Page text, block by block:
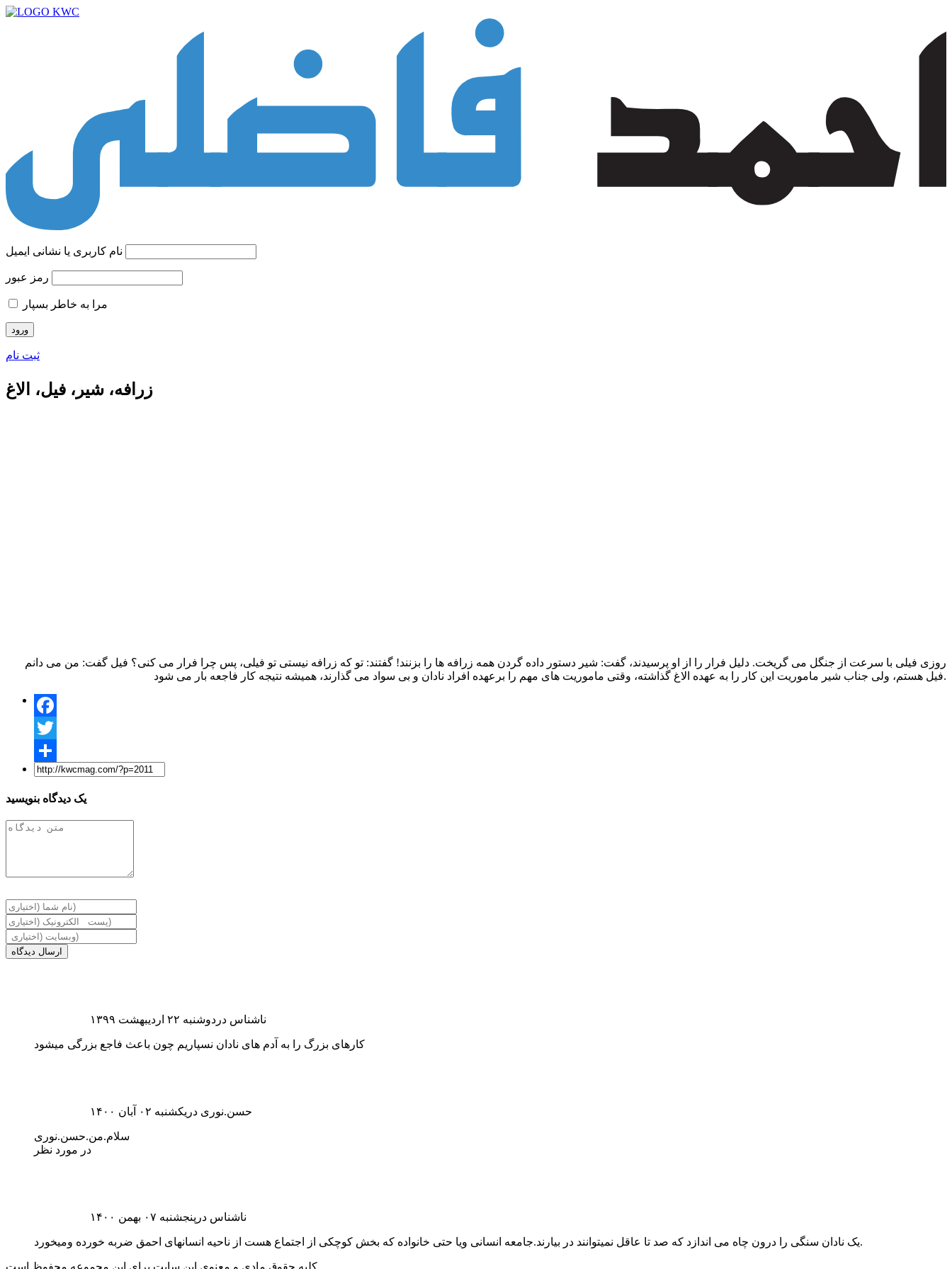
نام کاربری یا نشانی ایمیل
رمز عبور
مرا به خاطر بسپار
ثبت نام
زرافه، شیر، فیل، الاغ
روزی فیلی با سرعت از جنگل می گریخت. دلیل فرار را از او پرسیدند، گفت: شیر دستور داده گردن همه زرافه ها را بزنند! گفتند: تو که زرافه نیستی تو فیلی، پس چرا فرار می کنی؟ فیل گفت: من می دانم
فیل هستم، ولی جناب شیر ماموریت این کار را به عهده الاغ گذاشته، وقتی ماموریت های مهم را برعهده افراد نادان و بی سواد می گذارند، همیشه نتیجه کار فاجعه بار می شود.
Facebook
Twitter
Share
یک دیدگاه بنویسید
ارسال دیدگاه
ناشناس دردوشنبه ۲۲ اردیبهشت ۱۳۹۹
کارهای بزرگ را به آدم های نادان نسپاریم چون باعث فاجع بزرگی میشود
حسن.نوری دریکشنبه ۰۲ آبان ۱۴۰۰
سلام.من.حسن.نوری
در مورد نظر
ناشناس درپنجشنبه ۰۷ بهمن ۱۴۰۰
یک نادان سنگی را درون چاه می اندازد که صد تا عاقل نمیتوانند در بیارند.جامعه انسانی ویا حتی خانواده که بخش کوچکی از اجتماع هست از ناحیه انسانهای احمق ضربه خورده ومیخورد.